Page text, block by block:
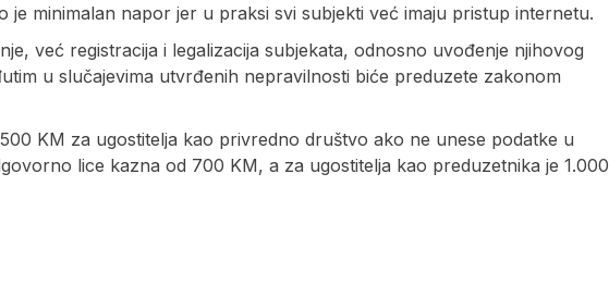
je minimalan napor jer u praksi svi subjekti već imaju pristup internetu.
već registracija i legalizacija subjekata, odnosno uvođenje njihovog
u slučajevima utvrđenih nepravilnosti biće preduzete zakonom
KM za ugostitelja kao privredno društvo ako ne unese podatke u
lice kazna od 700 KM, a za ugostitelja kao preduzetnika je 1.000